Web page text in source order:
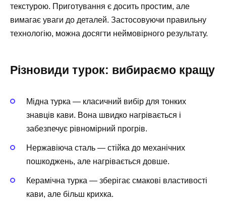
текстурою. Приготування є досить простим, але
вимагає уваги до деталей. Застосовуючи правильну
технологію, можна досягти неймовірного результату.
Різновиди турок: вибираємо кращу
Мідна турка — класичний вибір для тонких
знавців кави. Вона швидко нагрівається і
забезпечує рівномірний прогрів.
Нержавіюча сталь — стійка до механічних
пошкоджень, але нагрівається довше.
Керамічна турка — зберігає смакові властивості
кави, але більш крихка.